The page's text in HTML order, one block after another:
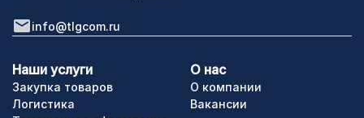
info@tlgcom.ru
Закупка товаров
Наши услуги
Логистика
О нас
О компании
Вакансии